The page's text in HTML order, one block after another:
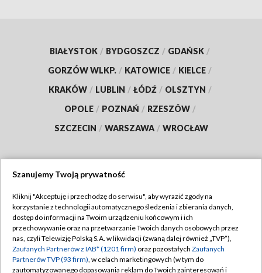
BIAŁYSTOK / BYDGOSZCZ / GDAŃSK /
GORZÓW WLKP. / KATOWICE / KIELCE /
KRAKÓW / LUBLIN / ŁÓDŹ / OLSZTYN /
OPOLE / POZNAŃ / RZESZÓW /
SZCZECIN / WARSZAWA / WROCŁAW
TVP
Abonament TVP
Emisja w TVP
Centrum informacji TVP
Regulamin TVP
Polityka prywatności
Moje zgody
Szanujemy Twoją prywatność
Kliknij "Akceptuję i przechodzę do serwisu", aby wyrazić zgody na
korzystanie z technologii automatycznego śledzenia i zbierania danych,
dostęp do informacji na Twoim urządzeniu końcowym i ich
przechowywanie oraz na przetwarzanie Twoich danych osobowych przez
nas, czyli Telewizję Polską S.A. w likwidacji (zwaną dalej również „TVP”),
Zaufanych Partnerów z IAB* (1201 firm) oraz pozostałych Zaufanych
Partnerów TVP (93 firm), w celach marketingowych (w tym do
zautomatyzowanego dopasowania reklam do Twoich zainteresowań i